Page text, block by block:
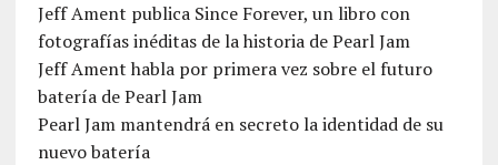
Jeff Ament publica Since Forever, un libro con
fotografías inéditas de la historia de Pearl Jam
Jeff Ament habla por primera vez sobre el futuro
batería de Pearl Jam
Pearl Jam mantendrá en secreto la identidad de su
nuevo batería